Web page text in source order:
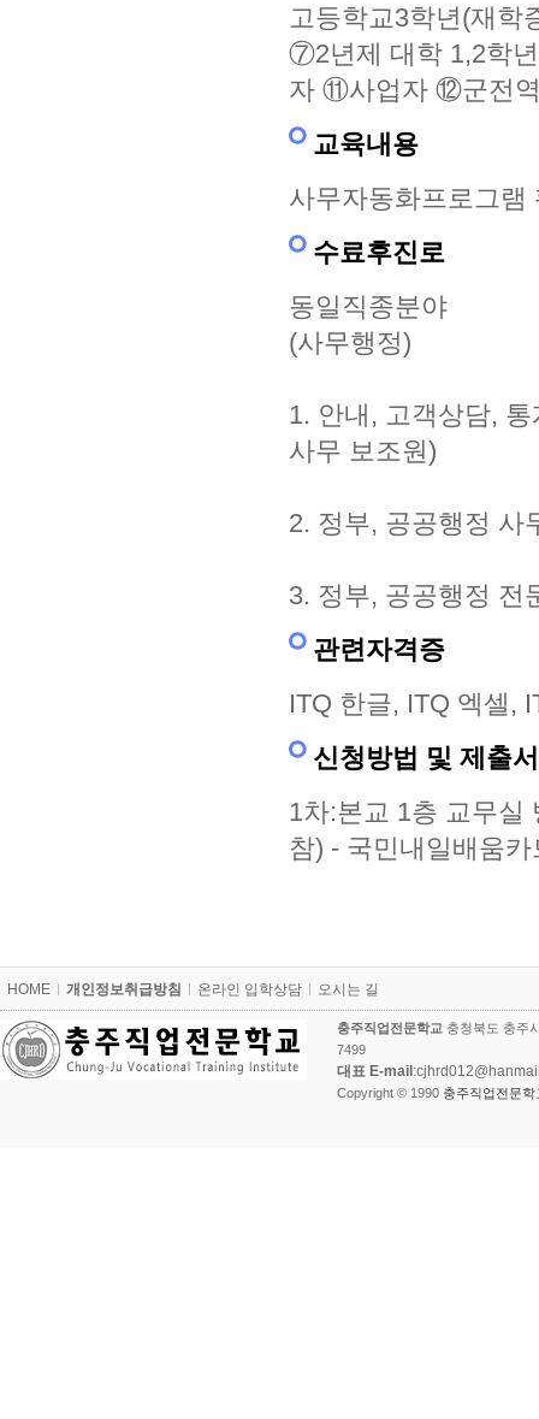
고등학교3학년(재학
⑦2년제 대학 1,2학
자 ⑪사업자 ⑫군전
교육내용
사무자동화프로그램
수료후진로
동일직종분야
(사무행정)
1. 안내, 고객상담,
사무 보조원)
2. 정부, 공공행정 사
3. 정부, 공공행정 전
관련자격증
ITQ 한글, ITQ 엑셀,
신청방법 및 제출
1차:본교 1층 교무실
참) - 국민내일배움
HOME 개인정보취급방침 온라인 입학상담 오시는 길
이
트
충주직업전문학교 충청북도 충주
7499
대표 E-mail
Copyright © 1990 충주직업전문학